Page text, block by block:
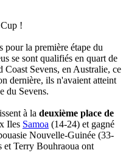
pour la première étape du
se sont qualifiés en quart de
Sevens, en Australie, ce
dernière, ils n'avaient atteint
du Sevens.
à la deuxième place de
Iles Samoa (14-24) et gagné
Nouvelle-Guinée (33-
et Terry Bouhraoua ont